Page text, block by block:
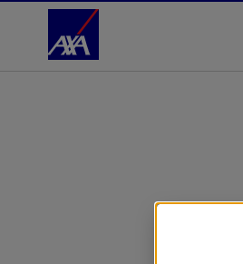
Accéder au Contenu